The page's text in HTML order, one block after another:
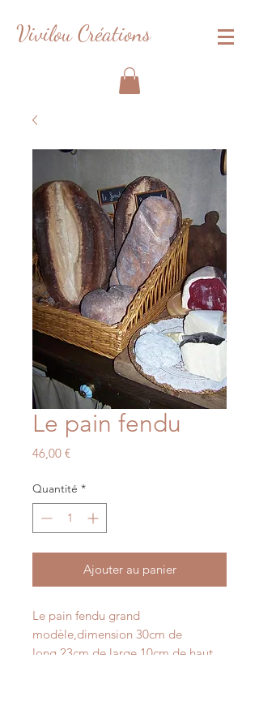
Vivilou Créations
Le pain fendu
46,00 €Prix
Quantité *
Ajouter au panier
Le pain fendu grand
modèle,dimension 30cm de
long,23cm de large,10cm de haut.